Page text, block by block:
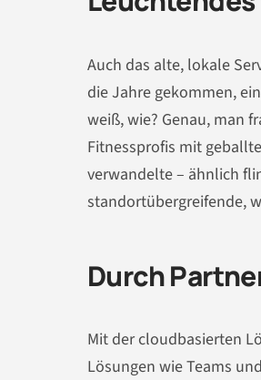
Auch das alte, lokale
die Jahre gekommen,
weiß, wie? Genau, man
Fitnessprofis mit
verwandelte – ähnlich
standortübergreifende,
Durch
Mit der cloudbasierten
Lösungen wie Teams